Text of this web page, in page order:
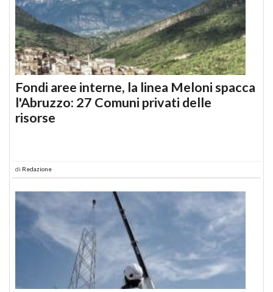
Fondi aree interne, la linea Meloni spacca
l'Abruzzo: 27 Comuni privati delle
risorse
di Redazione